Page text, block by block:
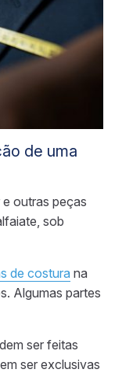
de uma
outras peças
sob
de costura na
Algumas partes
ser feitas
ser exclusivas